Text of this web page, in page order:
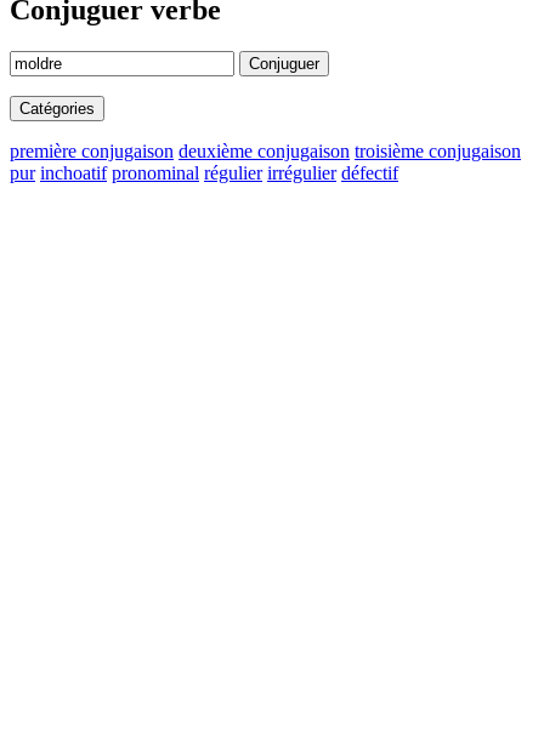
Conjuguer verbe
Conjuguer
Catégories
première conjugaison deuxième conjugaison troisième conjugaison
pur inchoatif pronominal régulier irrégulier défectif